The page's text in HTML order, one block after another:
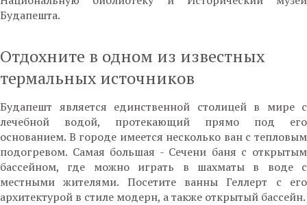
Будапешта.
Отдохните в одном из известных
термальных источников
Будапешт является единственной столицей в мире с
лечебной водой, протекающий прямо под его
основанием. В городе имеется несколько ван с тепловым
подогревом. Самая большая - Сечени баня с открытым
бассейном, где можно играть в шахматы в воде с
местными жителями. Посетите ванны Геллерт с его
архитектурой в стиле модерн, а также открытый бассейн.